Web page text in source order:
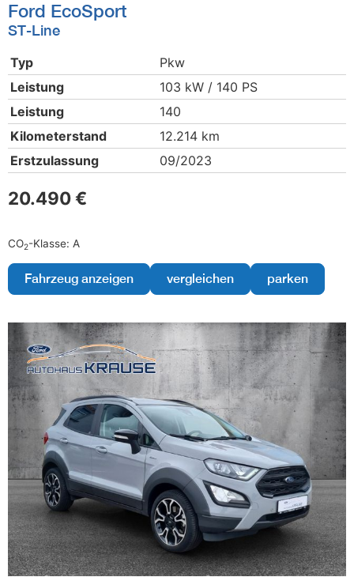
Ford EcoSport
ST-Line
Typ
Pkw
Leistung
103 kW / 140 PS
Leistung
140
Kilometerstand
12.214 km
Erstzulassung
09/2023
20.490 €
CO2-Klasse: A
Fahrzeug anzeigen vergleichen parken